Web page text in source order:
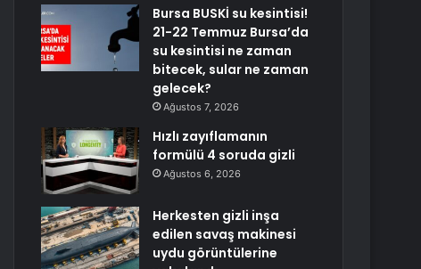
Bursa BUSKİ su kesintisi!
21-22 Temmuz Bursa’da
su kesintisi ne zaman
bitecek, sular ne zaman
gelecek?
Ağustos 7, 2026
Hızlı zayıflamanın
formülü 4 soruda gizli
Ağustos 6, 2026
Herkesten gizli inşa
edilen savaş makinesi
uydu görüntülerine